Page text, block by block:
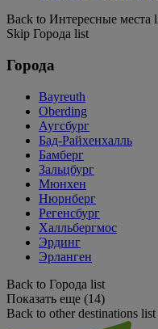
Back to Интересные места
Skip Города list
Города
Bayreuth
Oberding
Аугсбург
Бад-Райхенхалль
Бамберг
Зальцбург
Мюнхен
Нюрнберг
Регенсбург
Халльбергмос
Эрдинг
Эрланген
Back to Города list
Показать еще (14)
Back to other destinations list